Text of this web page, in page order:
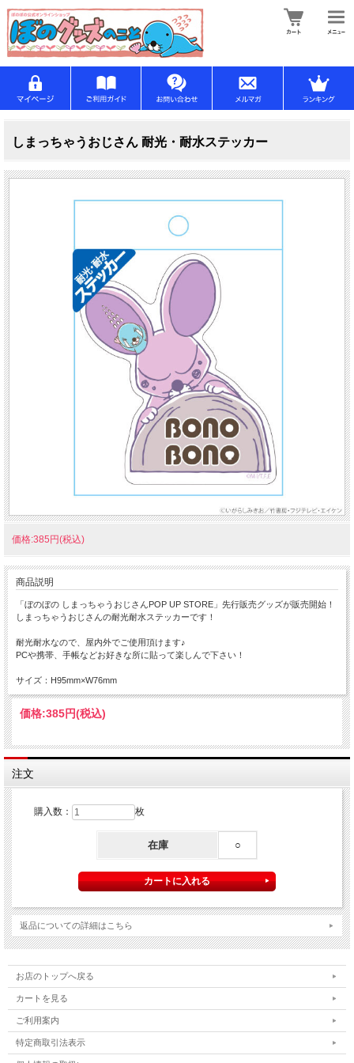
しまっちゃうおじさん 耐光・耐水ステッカー
価格:385円(税込)
商品説明
「ぼのぼの しまっちゃうおじさんPOP UP STORE」先行販売グッズが販売開始！
しまっちゃうおじさんの耐光耐水ステッカーです！
耐光耐水なので、屋内外でご使用頂けます♪
PCや携帯、手帳などお好きな所に貼って楽しんで下さい！
サイズ：H95mm×W76mm
価格:385円(税込)
注文
購入数： 枚
在庫 ○
返品についての詳細はこちら
お店のトップへ戻る
カートを見る
ご利用案内
特定商取引法表示